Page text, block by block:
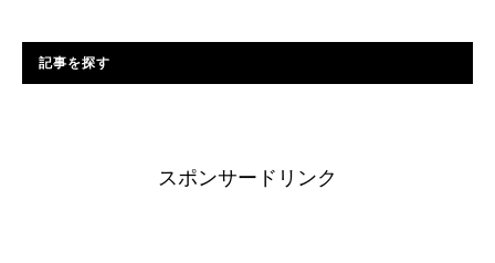
記事を探す
スポンサードリンク